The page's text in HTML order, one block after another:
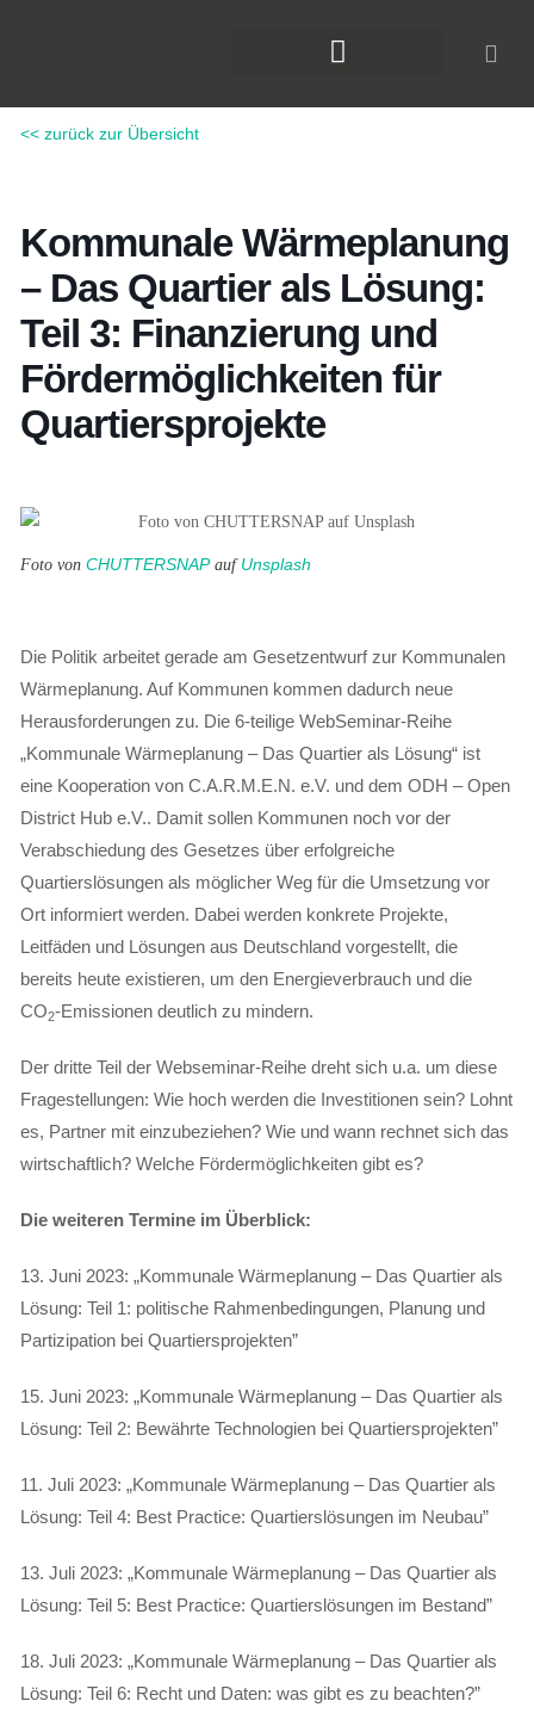
<< zurück zur Übersicht
Kommunale Wärmeplanung
– Das Quartier als Lösung:
Teil 3: Finanzierung und
Fördermöglichkeiten für
Quartiersprojekte
Foto vonCHUTTERSNAPauf Unsplash
Die Politik arbeitet gerade am Gesetzentwurf zur Kommunalen
Wärmeplanung. Auf Kommunen kommen dadurch neue
Herausforderungen zu. Die 6-teilige WebSeminar-Reihe
„Kommunale Wärmeplanung – Das Quartier als Lösung“ ist
eine Kooperation von C.A.R.M.E.N. e.V. und dem ODH – Open
District Hub e.V.. Damit sollen Kommunen noch vor der
Verabschiedung des Gesetzes über erfolgreiche
Quartierslösungen als möglicher Weg für die Umsetzung vor
Ort informiert werden. Dabei werden konkrete Projekte,
Leitfäden und Lösungen aus Deutschland vorgestellt, die
bereits heute existieren, um den Energieverbrauch und die
CO2-Emissionen deutlich zu mindern.
Der dritte Teil der Webseminar-Reihe dreht sich u.a. um diese
Fragestellungen: Wie hoch werden die Investitionen sein? Lohnt
es, Partner mit einzubeziehen? Wie und wann rechnet sich das
wirtschaftlich? Welche Fördermöglichkeiten gibt es?
Die weiteren Termine im Überblick:
13. Juni 2023: „Kommunale Wärmeplanung – Das Quartier als
Lösung: Teil 1: politische Rahmenbedingungen, Planung und
Partizipation bei Quartiersprojekten”
15. Juni 2023: „Kommunale Wärmeplanung – Das Quartier als
Lösung: Teil 2: Bewährte Technologien bei Quartiersprojekten”
11. Juli 2023: „Kommunale Wärmeplanung – Das Quartier als
Lösung: Teil 4: Best Practice: Quartierslösungen im Neubau”
13. Juli 2023: „Kommunale Wärmeplanung – Das Quartier als
Lösung: Teil 5: Best Practice: Quartierslösungen im Bestand”
18. Juli 2023: „Kommunale Wärmeplanung – Das Quartier als
Lösung: Teil 6: Recht und Daten: was gibt es zu beachten?”